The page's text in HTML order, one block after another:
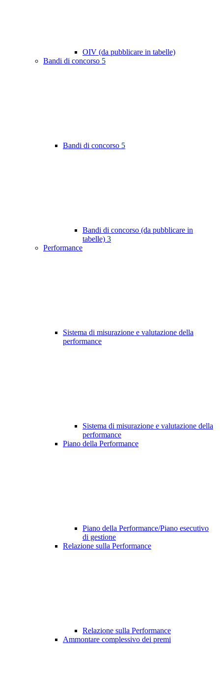
OIV (da pubblicare in tabelle)
Bandi di concorso 5
Bandi di concorso 5
Bandi di concorso (da pubblicare in
tabelle) 3
Performance
Sistema di misurazione e valutazione della
performance
Sistema di misurazione e valutazione della
performance
Piano della Performance
Piano della Performance/Piano esecutivo
di gestione
Relazione sulla Performance
Relazione sulla Performance
Ammontare complessivo dei premi